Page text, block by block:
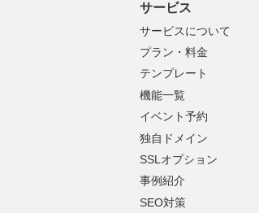
サービス
サービスについて
プラン・料金
テンプレート
機能一覧
イベント予約
独自ドメイン
SSLオプション
事例紹介
SEO対策